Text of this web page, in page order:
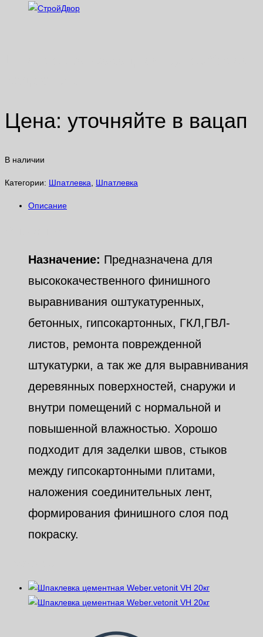
Цена: уточняйте в вацап
В наличии
Категории: Шпатлевка Шпатлевка
Описание
Назначение: Предназначена для
высококачественного финишного
выравнивания оштукатуренных,
бетонных, гипсокартонных, ГКЛ,ГВЛ-
листов, ремонта поврежденной
штукатурки, а так же для выравнивания
деревянных поверхностей, снаружи и
внутри помещений с нормальной и
повышенной влажностью. Хорошо
подходит для заделки швов, стыков
между гипсокартонными плитами,
наложения соединительных лент,
формирования финишного слоя под
покраску.